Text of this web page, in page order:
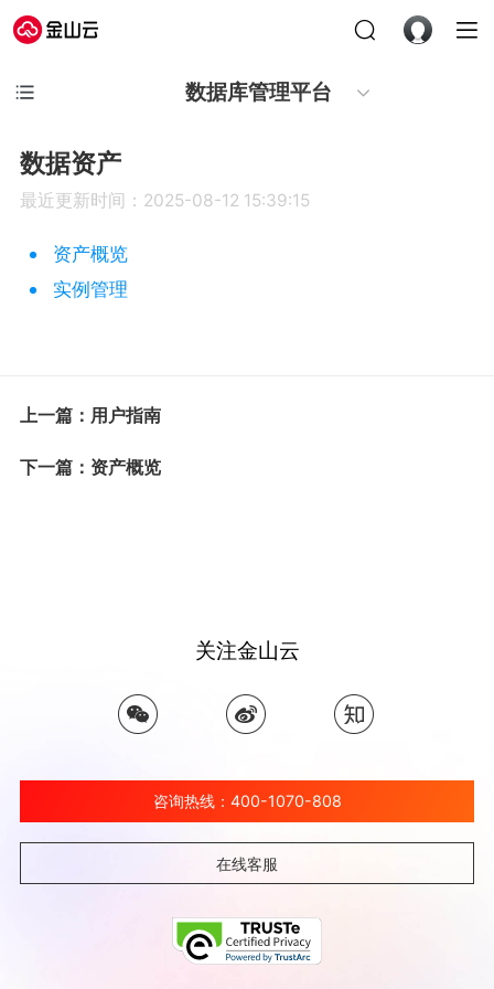
数据库管理平台
数据资产
最近更新时间：2025-08-12 15:39:15
资产概览
实例管理
上一篇：用户指南
下一篇：资产概览
关注金山云
咨询热线：400-1070-808
在线客服